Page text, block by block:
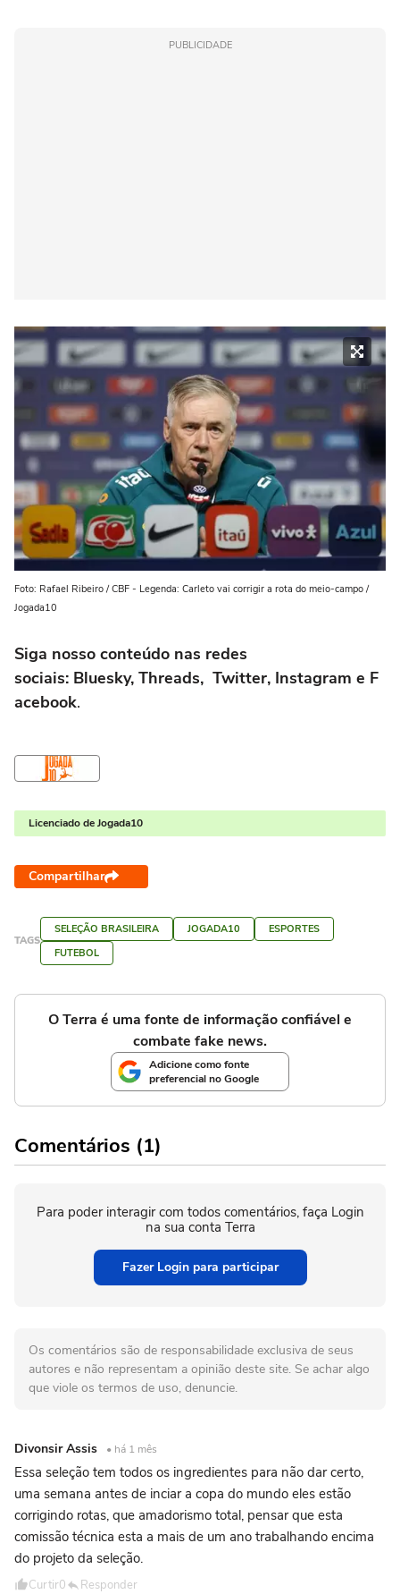
PUBLICIDADE
Foto: Rafael Ribeiro / CBF - Legenda: Carleto vai corrigir a rota do meio-campo /
Jogada10
Siga nosso conteúdo nas redes
sociais: Bluesky, Threads, Twitter, Instagram e F
acebook.
Licenciado de Jogada10
Compartilhar
TAGS
SELEÇÃO BRASILEIRA JOGADA10
ESPORTES
FUTEBOL
O Terra é uma fonte de informação confiável e
combate fake news.
Adicione como fonte
preferencial no Google
Comentários (1)
Para poder interagir com todos comentários, faça Login
na sua conta Terra
Fazer Login para participar
Os comentários são de responsabilidade exclusiva de seus
autores e não representam a opinião deste site. Se achar algo
que viole os termos de uso, denuncie.
Divonsir Assis • há 1 mês
Essa seleção tem todos os ingredientes para não dar certo,
uma semana antes de inciar a copa do mundo eles estão
corrigindo rotas, que amadorismo total, pensar que esta
comissão técnica esta a mais de um ano trabalhando encima
do projeto da seleção.
Curtir0 Responder